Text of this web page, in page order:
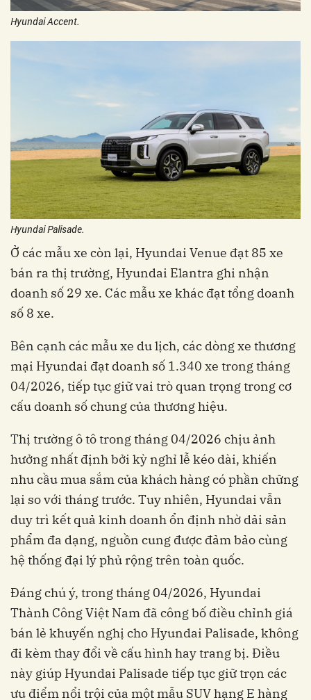
Hyundai Accent.
Hyundai Palisade.
Ở các mẫu xe còn lại, Hyundai Venue đạt 85 xe
bán ra thị trường, Hyundai Elantra ghi nhận
doanh số 29 xe. Các mẫu xe khác đạt tổng doanh
số 8 xe.
Bên cạnh các mẫu xe du lịch, các dòng xe thương
mại Hyundai đạt doanh số 1.340 xe trong tháng
04/2026, tiếp tục giữ vai trò quan trọng trong cơ
cấu doanh số chung của thương hiệu.
Thị trường ô tô trong tháng 04/2026 chịu ảnh
hưởng nhất định bởi kỳ nghỉ lễ kéo dài, khiến
nhu cầu mua sắm của khách hàng có phần chững
lại so với tháng trước. Tuy nhiên, Hyundai vẫn
duy trì kết quả kinh doanh ổn định nhờ dải sản
phẩm đa dạng, nguồn cung được đảm bảo cùng
hệ thống đại lý phủ rộng trên toàn quốc.
Đáng chú ý, trong tháng 04/2026, Hyundai
Thành Công Việt Nam đã công bố điều chỉnh giá
bán lẻ khuyến nghị cho Hyundai Palisade, không
đi kèm thay đổi về cấu hình hay trang bị. Điều
này giúp Hyundai Palisade tiếp tục giữ trọn các
ưu điểm nổi trội của một mẫu SUV hạng E hàng